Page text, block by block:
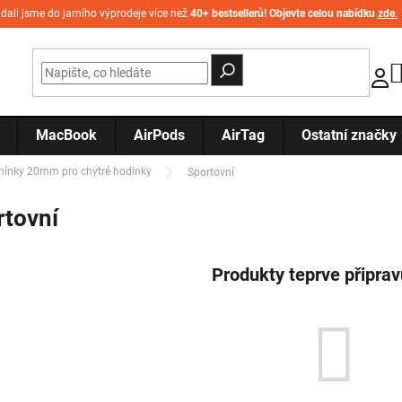
jsme do jarního výprodeje více než 40+ bestsellerů! Objevte celou nabídku zde.
MacBook AirPods AirTag Ostatní značky
20mm pro chytré hodinky Sportovní
Produkty teprve